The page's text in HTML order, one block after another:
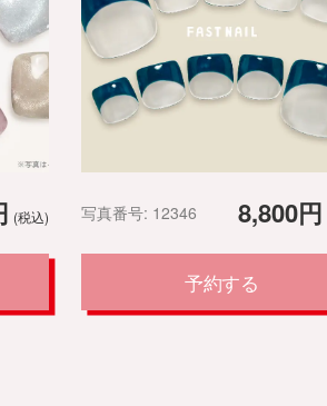
(税込) 8,800円
写真番号: 12346
予約する